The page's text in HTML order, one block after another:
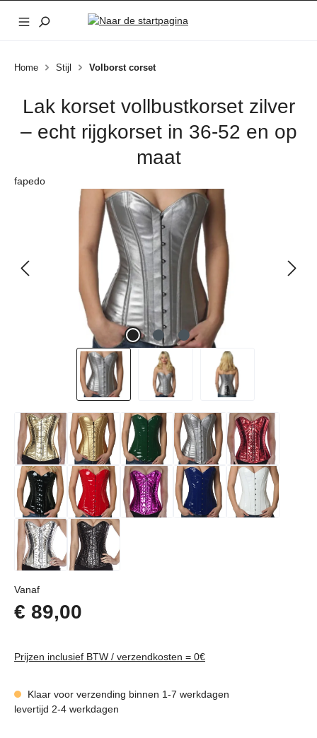
Ga naar de hoofdinhoud
Home Stijl Volborst corset
Lak korset vollbustkorset zilver
– echt rijgkorset in 36-52 en op
maat
fapedo
Afbeeldingengalerij overslaan
VanafNormale prijs:
€ 89,00
Prijzen inclusief BTW / verzendkosten = 0€
Klaar voor verzending binnen 1-7 werkdagen
levertijd 2-4 werkdagen